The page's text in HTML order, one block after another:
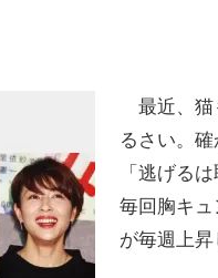
最近、猫
るさい。
「逃げる
毎回胸キ
が毎週上昇